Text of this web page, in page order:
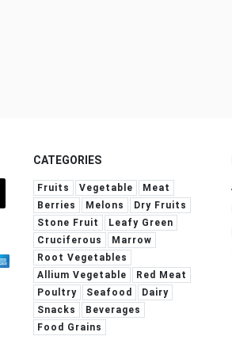
CATEGORIES
Fruits Vegetable
Meat
Berries
Melons
Dry Fruits
Stone Fruit
Leafy Green
Cruciferous
Marrow
Root Vegetables
Allium Vegetable
Red Meat
Poultry
Seafood
Dairy
Snacks
Beverages
Food Grains